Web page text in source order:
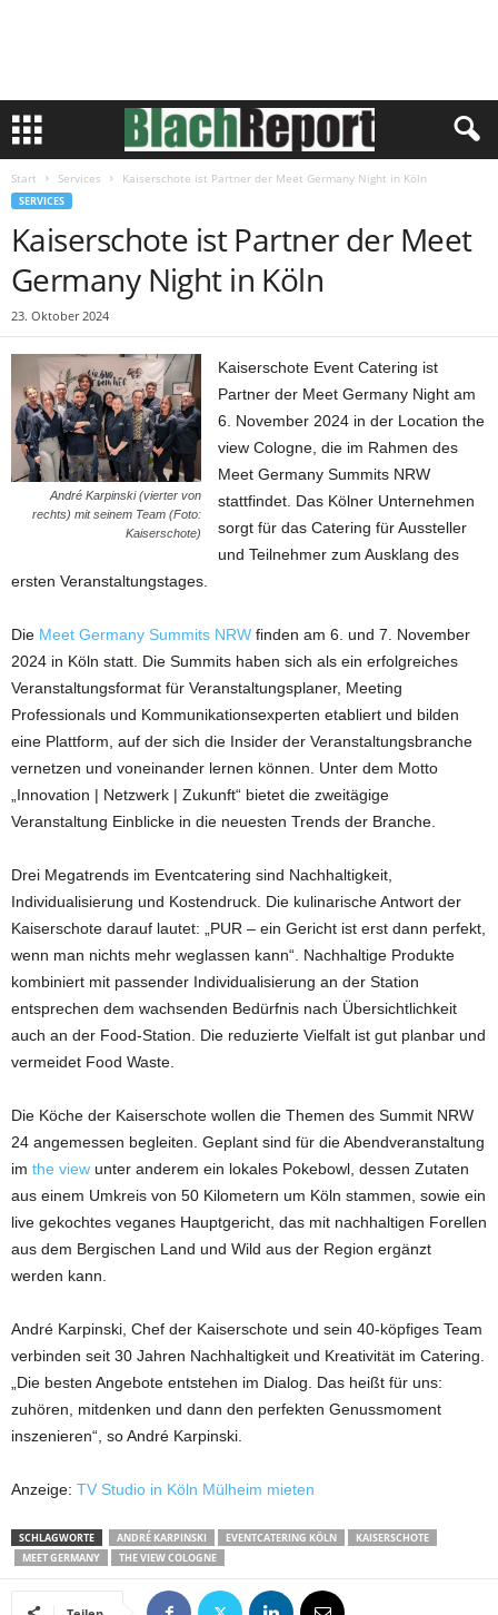
Start Services Kaiserschote ist Partner der Meet Germany Night in Köln
SERVICES
Kaiserschote ist Partner der Meet
Germany Night in Köln
23. Oktober 2024
André Karpinski (vierter von
rechts) mit seinem Team (Foto:
Kaiserschote)
Kaiserschote Event Catering ist
Partner der Meet Germany Night am
6. November 2024 in der Location the
view Cologne, die im Rahmen des
Meet Germany Summits NRW
stattfindet. Das Kölner Unternehmen
sorgt für das Catering für Aussteller
und Teilnehmer zum Ausklang des
ersten Veranstaltungstages.
Die Meet Germany Summits NRW finden am 6. und 7. November
2024 in Köln statt. Die Summits haben sich als ein erfolgreiches
Veranstaltungsformat für Veranstaltungsplaner, Meeting
Professionals und Kommunikationsexperten etabliert und bilden
eine Plattform, auf der sich die Insider der Veranstaltungsbranche
vernetzen und voneinander lernen können. Unter dem Motto
„Innovation | Netzwerk | Zukunft“ bietet die zweitägige
Veranstaltung Einblicke in die neuesten Trends der Branche.
Drei Megatrends im Eventcatering sind Nachhaltigkeit,
Individualisierung und Kostendruck. Die kulinarische Antwort der
Kaiserschote darauf lautet: „PUR – ein Gericht ist erst dann perfekt,
wenn man nichts mehr weglassen kann“. Nachhaltige Produkte
kombiniert mit passender Individualisierung an der Station
entsprechen dem wachsenden Bedürfnis nach Übersichtlichkeit
auch an der Food-Station. Die reduzierte Vielfalt ist gut planbar und
vermeidet Food Waste.
Die Köche der Kaiserschote wollen die Themen des Summit NRW
24 angemessen begleiten. Geplant sind für die Abendveranstaltung
im the view unter anderem ein lokales Pokebowl, dessen Zutaten
aus einem Umkreis von 50 Kilometern um Köln stammen, sowie ein
live gekochtes veganes Hauptgericht, das mit nachhaltigen Forellen
aus dem Bergischen Land und Wild aus der Region ergänzt
werden kann.
André Karpinski, Chef der Kaiserschote und sein 40-köpfiges Team
verbinden seit 30 Jahren Nachhaltigkeit und Kreativität im Catering.
„Die besten Angebote entstehen im Dialog. Das heißt für uns:
zuhören, mitdenken und dann den perfekten Genussmoment
inszenieren“, so André Karpinski.
Anzeige: TV Studio in Köln Mülheim mieten
SCHLAGWORTE ANDRÉ KARPINSKI EVENTCATERING KÖLN
KAISERSCHOTE
MEET GERMANY
THE VIEW COLOGNE